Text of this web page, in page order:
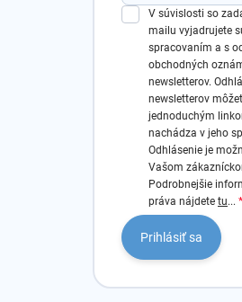
V súvislosti so
mailu vyjadrujete
spracovaním a s
obchodných
newsletterov.
newsletterov
jednoduchým
nachádza v jeho
Odhlásenie je
Vašom
Podrobnejšie
práva nájdete tu...
Prihlásiť sa